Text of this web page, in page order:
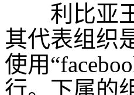
利比亚王
其代表组织
使用
行。下属的